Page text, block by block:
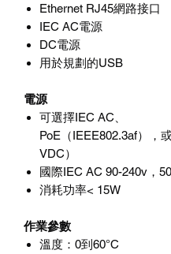
Ethernet RJ45網路接口
IEC AC電源
DC電源
用於規劃的USB
電源
可選擇IEC AC
PoE （IEEE802.3af），
VDC）
國際IEC AC 90-240v ，
消耗功率< 15W
作業參數
溫度：0到60°C